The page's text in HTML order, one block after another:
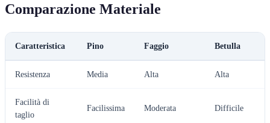
Comparazione Materiale
Caratteristica Pino Faggio Betulla
Resistenza Media Alta Alta
Facilità di
taglio
Facilissima Moderata Difficile